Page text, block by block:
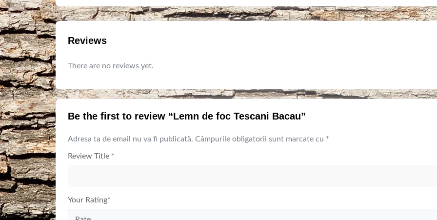
Reviews
There are no reviews yet.
Be the first to review “Lemn de foc Tescani Bacau”
Adresa ta de email nu va fi publicată. Câmpurile obligatorii sunt marcate cu *
Review Title *
Your Rating*